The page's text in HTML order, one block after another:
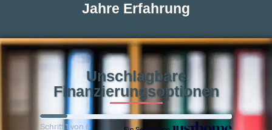
Jahre Erfahrung
Unschlagbare
Finanzierungsoptionen